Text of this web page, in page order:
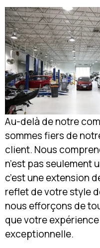
Au-delà de notre
sommes fiers de
client. Nous
n’est pas seulement
c’est une extension
reflet de votre style
nous efforçons de
que votre
exceptionnelle.